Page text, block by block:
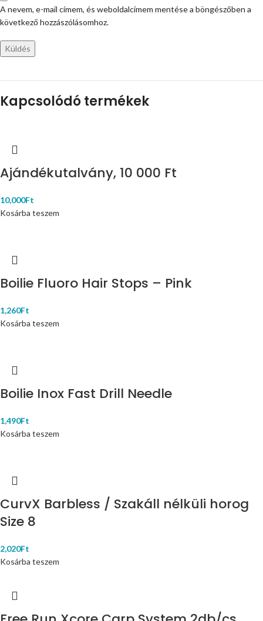
A nevem, e-mail címem, és weboldalcímem mentése a böngészőben a
következő hozzászólásomhoz.
Kapcsolódó termékek
Ajándékutalvány, 10 000 Ft
10,000Ft
Kosárba teszem
Boilie Fluoro Hair Stops – Pink
1,260Ft
Kosárba teszem
Boilie Inox Fast Drill Needle
1,490Ft
Kosárba teszem
CurvX Barbless / Szakáll nélküli horog
Size 8
2,020Ft
Kosárba teszem